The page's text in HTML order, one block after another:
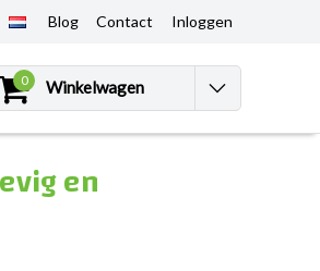
Blog Contact Inloggen
0 Winkelwagen
en